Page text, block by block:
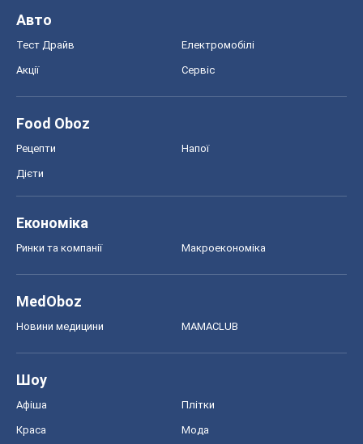
Авто
Тест Драйв Електромобілі
Акції Сервіс
Food Oboz
Рецепти Напої
Дієти
Економіка
Ринки та компанії Макроекономіка
MedOboz
Новини медицини MAMACLUB
Шоу
Афіша Плітки
Краса Мода